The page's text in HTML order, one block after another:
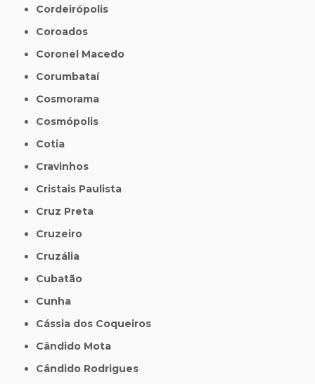
Cordeirópolis
Coroados
Coronel Macedo
Corumbataí
Cosmorama
Cosmópolis
Cotia
Cravinhos
Cristais Paulista
Cruz Preta
Cruzeiro
Cruzália
Cubatão
Cunha
Cássia dos Coqueiros
Cândido Mota
Cândido Rodrigues